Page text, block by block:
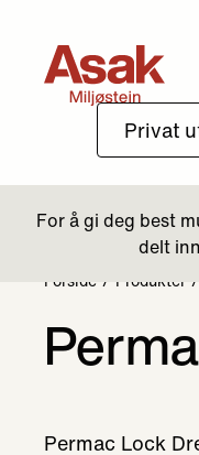
Forside Produkter
Permac Lock